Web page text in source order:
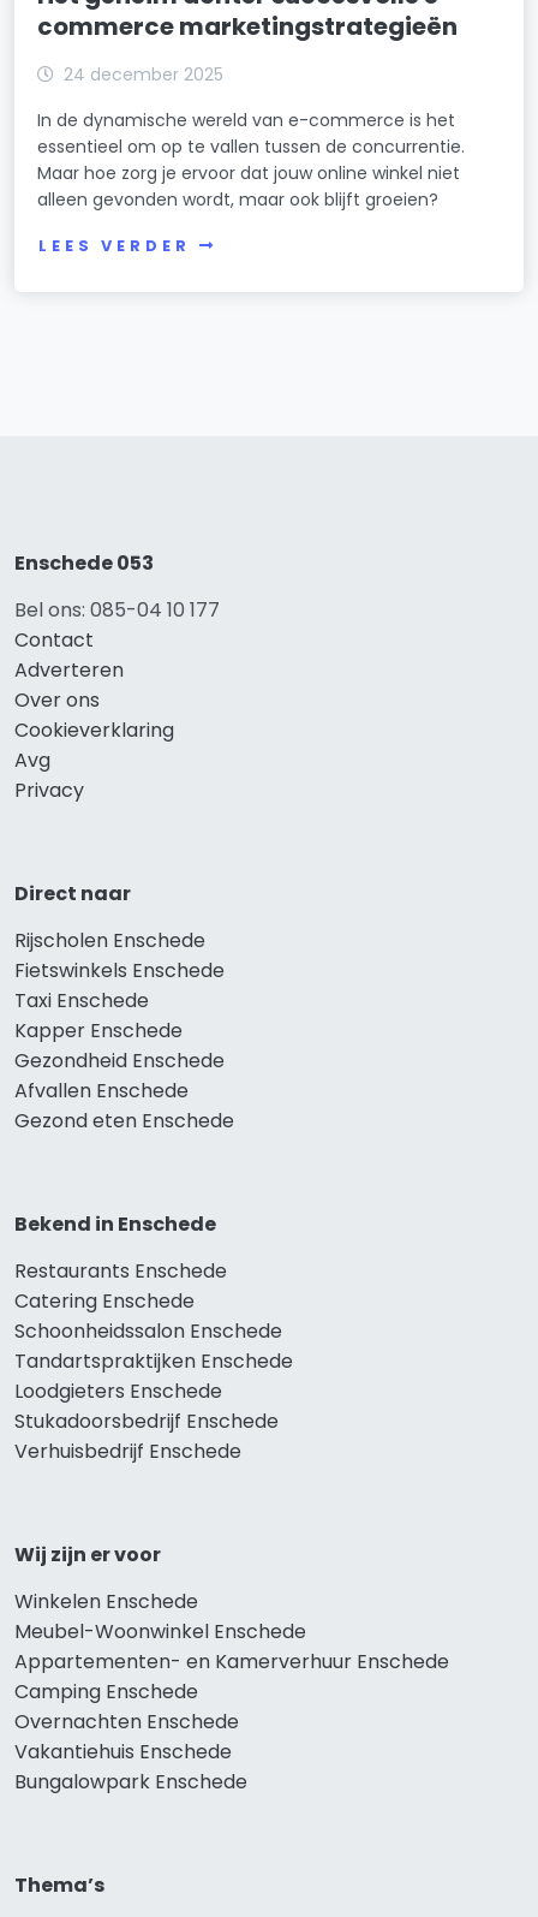
commerce marketingstrategieën
24 december 2025
In de dynamische wereld van e-commerce is het
essentieel om op te vallen tussen de concurrentie.
Maar hoe zorg je ervoor dat jouw online winkel niet
alleen gevonden wordt, maar ook blijft groeien?
LEES VERDER
Enschede 053
Bel ons: 085-04 10 177
Contact
Adverteren
Over ons
Cookieverklaring
Avg
Privacy
Direct naar
Rijscholen Enschede
Fietswinkels Enschede
Taxi Enschede
Kapper Enschede
Gezondheid Enschede
Afvallen Enschede
Gezond eten Enschede
Bekend in Enschede
Restaurants Enschede
Catering Enschede
Schoonheidssalon Enschede
Tandartspraktijken Enschede
Loodgieters Enschede
Stukadoorsbedrijf Enschede
Verhuisbedrijf Enschede
Wij zijn er voor
Winkelen Enschede
Meubel-Woonwinkel Enschede
Appartementen- en Kamerverhuur Enschede
Camping Enschede
Overnachten Enschede
Vakantiehuis Enschede
Bungalowpark Enschede
Thema’s